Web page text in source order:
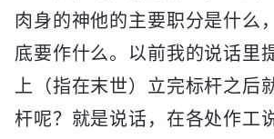
肉身的神他的主要职分是什么
底要作什么。以前我的说话里
上（指在末世）立完标杆之后
杆呢？就是说话，在各处作工